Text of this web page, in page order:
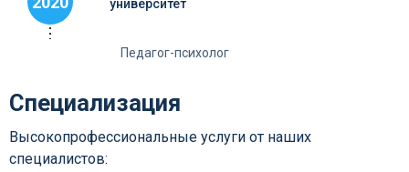
университет
Педагог-психолог
Специализация
Высокопрофессиональные услуги от наших
специалистов: